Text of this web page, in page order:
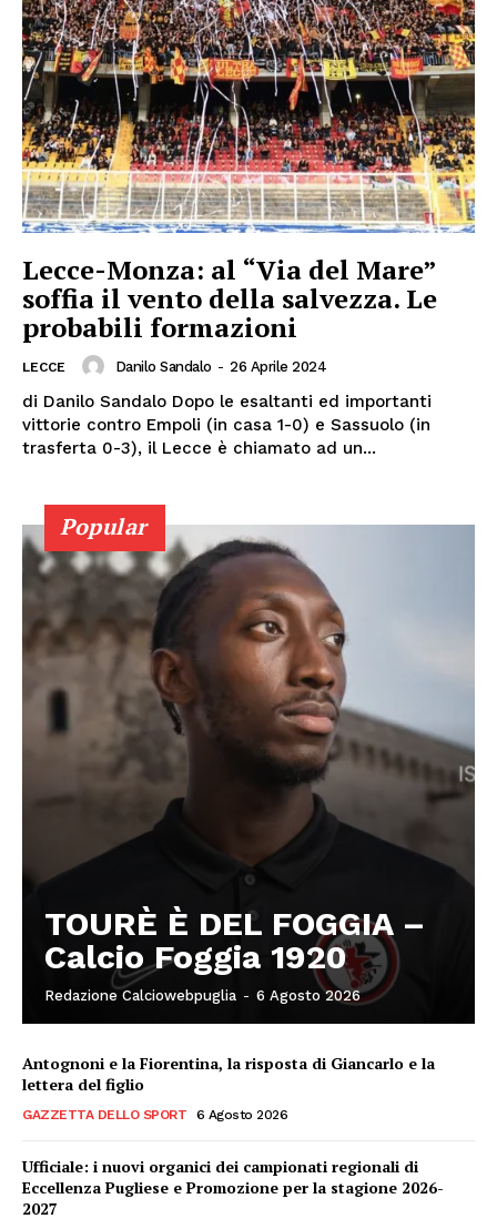
Lecce-Monza: al “Via del Mare”
soffia il vento della salvezza. Le
probabili formazioni
LECCE Danilo Sandalo - 26 Aprile 2024
di Danilo Sandalo Dopo le esaltanti ed importanti
vittorie contro Empoli (in casa 1-0) e Sassuolo (in
trasferta 0-3), il Lecce è chiamato ad un...
Popular
TOURÈ È DEL FOGGIA –
Calcio Foggia 1920
Redazione Calciowebpuglia - 6 Agosto 2026
Antognoni e la Fiorentina, la risposta di Giancarlo e la
lettera del figlio
GAZZETTA DELLO SPORT 6 Agosto 2026
Ufficiale: i nuovi organici dei campionati regionali di
Eccellenza Pugliese e Promozione per la stagione 2026-
2027